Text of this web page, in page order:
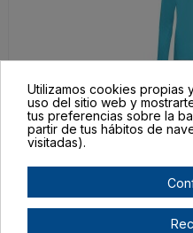
Utilizamos cookies propias
uso del sitio web y
tus preferencias sobre la
partir de tus hábitos de
visitadas).